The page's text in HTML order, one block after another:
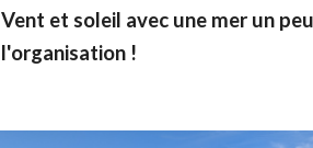
Vent et soleil avec une mer un
l'organisation !